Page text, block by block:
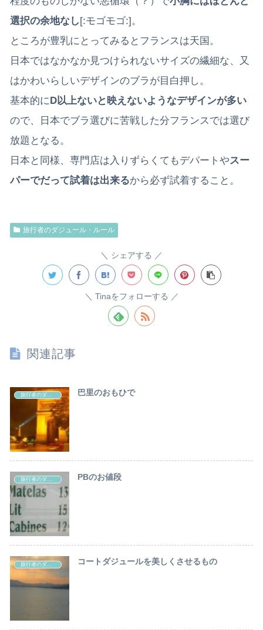
選択の余地なし [:モゴモゴ:]。
ところが豊乳にとってみるとフランスは天国。
日本ではなかなか見つけられないサイズの繊細な、又
はかわいらしいデザインのブラが目白押し。
基本的に D以上ないと映えないようなデザインが多い
ので、日本でブラ選びに苦戦した分フランスでは選び
放題となる。
日本と同様、専門店は入りずらくてもデパートやスー
パーでだって試着は出来るから必ず試着すること。
旅行者のダジュール・ルール
シェアする
Tinaをフォローする
関連記事
旅行者のダジュール・ルール 巴里のおもひで
旅行者のダジュール・ルール PBのお値段
コートダジュールを美しくさせるもの